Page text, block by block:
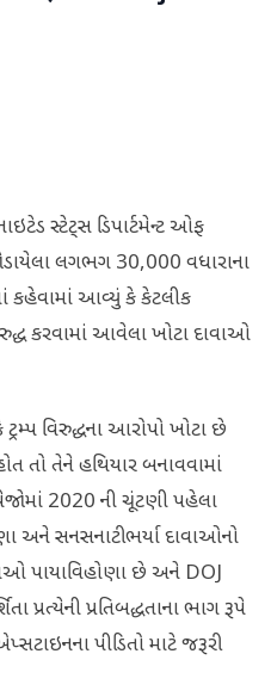
સ્ટેટ્સ ડિપાર્ટમેન્ટ ઓફ
લગભગ 30,000 વધારાના
કહેવામાં આવ્યું કે કેટલીક
વિરુદ્ધ કરવામાં આવેલા ખોટા દાવાઓ
વિરુદ્ધના આરોપો ખોટા છે
તો તેને હથિયાર બનાવવામાં
2020 ની ચૂંટણી પહેલા
અને સનસનાટીભર્યા દાવાઓનો
પાયાવિહોણા છે અને DOJ
પ્રત્યેની પ્રતિબદ્ધતાના ભાગ રૂપે
પીડિતો માટે જરૂરી